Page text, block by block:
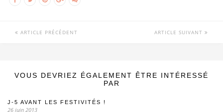
ARTICLE PRÉCÉDENT ARTICLE SUIVANT
VOUS DEVRIEZ ÉGALEMENT ÊTRE INTÉRESSÉ
PAR
J-5 AVANT LES FESTIVITÉS !
26 juin 2013